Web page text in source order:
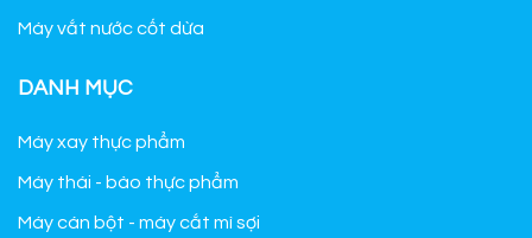
Máy vắt nước cốt dừa
DANH MỤC
Máy xay thực phẩm
Máy thái - bào thực phẩm
Máy cán bột - máy cắt mì sợi